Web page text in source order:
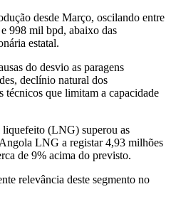
desde Março, oscilando entre
998 mil bpd, abaixo das
estatal.
do desvio as paragens
declínio natural dos
técnicos que limitam a capacidade
liquefeito (LNG) superou as
LNG a registar 4,93 milhões
de 9% acima do previsto.
relevância deste segmento no